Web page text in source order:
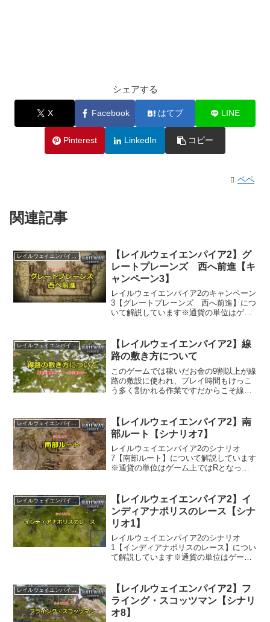
シェアする
X Facebook はてブ LINE
Pinterest LinkedIn コピー
ペペ
関連記事
レイルウェイエンパイア2
【レイルウェイエンパイア2】グ
レートプレーンズ 西へ前進【キ
ャンペーン3】
レイルウェイエンパイア2のキャンペーン
3【グレートプレーンズ 西へ前進】につ
いて解説しています※通貨の単位はゲー
レイルウェイエンパイア2
【レイルウェイエンパイア2】線
路の敷き方について
このゲームでは稼いだお金の9割以上が線
路の敷設に使われ、プレイ時間もけっこ
う多く割かれる作業ですだからこそ線路
考える人はいるのではないかと思います
この記事は主にレイルウ...
【レイルウェイエンパイア2】南
部ルート【シナリオ7】
レイルウェイエンパイア2のシナリオ
7【南部ルート】について解説しています
※通貨の単位はゲーム上ではRとなって
【レイルウェイエンパイア2】イ
ンディアナポリスのレース【シナ
リオ1】
レイルウェイエンパイア2のシナリオ
1【インディアナポリスのレース】につい
て解説しています※通貨の単位はゲーム
レイルウェイエンパイア2
【レイルウェイエンパイア2】フ
ライング・スコッツマン【シナリ
オ8】